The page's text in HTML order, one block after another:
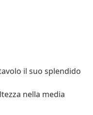
il suo splendido
nella media